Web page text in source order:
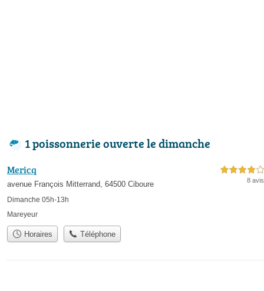
1 poissonnerie ouverte le dimanche
Mericq
avenue François Mitterrand, 64500 Ciboure
Dimanche 05h-13h
4,0 étoiles sur 5
8 avis
Mareyeur
Horaires Téléphone